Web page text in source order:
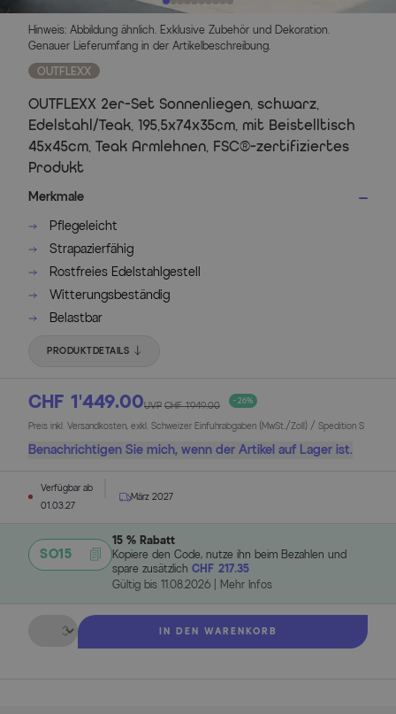
Hinweis: Abbildung ähnlich. Exklusive Zubehör und Dekoration.
Genauer Lieferumfang in der Artikelbeschreibung.
OUTFLEXX
OUTFLEXX 2er-Set Sonnenliegen, schwarz,
Edelstahl/Teak, 195,5x74x35cm, mit Beistelltisch
45x45cm, Teak Armlehnen, FSC®-zertifiziertes
Produkt
Merkmale
Pflegeleicht
Strapazierfähig
Rostfreies Edelstahlgestell
Witterungsbeständig
Belastbar
PRODUKTDETAILS
CHF 1’449.00UVP CHF 1’949.00 - 26%
Preis inkl. Versandkosten, exkl. Schweizer Einfuhrabgaben (MwSt./Zoll) / Spedition S
Benachrichtigen Sie mich, wenn der Artikel auf Lager ist.
Verfügbar ab
01.03.27
März 2027
SO15
15 % Rabatt
Kopiere den Code, nutze ihn beim Bezahlen und
spare zusätzlich CHF 217.35
Gültig bis 11.08.2026 Mehr Infos
Menge
IN DEN WARENKORB